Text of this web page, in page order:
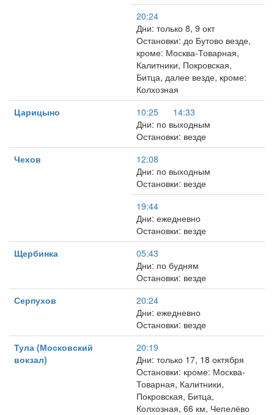
20:24
Дни: только 8, 9 окт
Остановки: до Бутово везде,
кроме: Москва-Товарная,
Калитники, Покровская,
Битца, далее везде, кроме:
Колхозная
Царицыно
10:25
14:33
Дни: по выходным
Остановки: везде
Чехов
12:08
Дни: по выходным
Остановки: везде
19:44
Дни: ежедневно
Остановки: везде
Щербинка
05:43
Дни: по будням
Остановки: везде
Серпухов
20:24
Дни: ежедневно
Остановки: везде
Тула (Московский
вокзал)
20:19
Дни: только 17, 18 октября
Остановки: кроме: Москва-
Товарная, Калитники,
Покровская, Битца,
Колхозная, 66 км, Чепелёво